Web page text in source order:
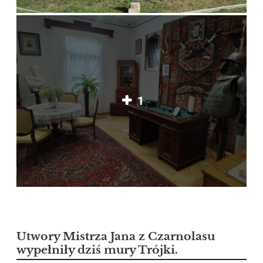
1
Utwory Mistrza Jana z Czarnolasu
wypełniły dziś mury Trójki.